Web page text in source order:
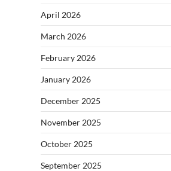
April 2026
March 2026
February 2026
January 2026
December 2025
November 2025
October 2025
September 2025